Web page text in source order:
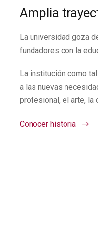
Amplia
La universidad goza
fundadores con la
La institución como
a las nuevas
profesional, el arte, la
Conocer historia